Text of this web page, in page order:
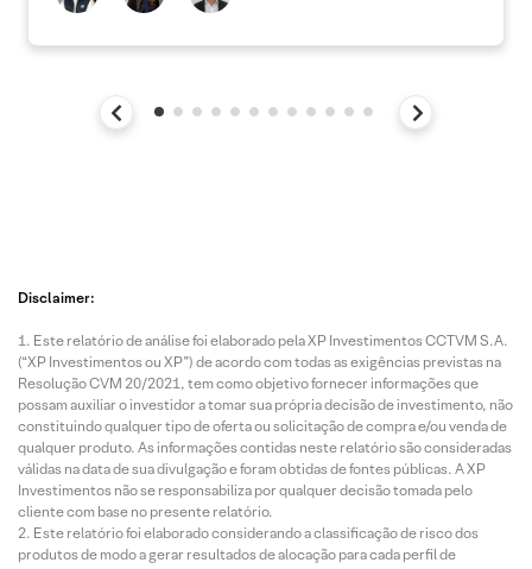
Disclaimer:
Este relatório de análise foi elaborado pela XP Investimentos CCTVM S.A.
(“XP Investimentos ou XP”) de acordo com todas as exigências previstas na
Resolução CVM 20/2021, tem como objetivo fornecer informações que
possam auxiliar o investidor a tomar sua própria decisão de investimento, não
constituindo qualquer tipo de oferta ou solicitação de compra e/ou venda de
qualquer produto. As informações contidas neste relatório são consideradas
válidas na data de sua divulgação e foram obtidas de fontes públicas. A XP
Investimentos não se responsabiliza por qualquer decisão tomada pelo
cliente com base no presente relatório.
Este relatório foi elaborado considerando a classificação de risco dos
produtos de modo a gerar resultados de alocação para cada perfil de